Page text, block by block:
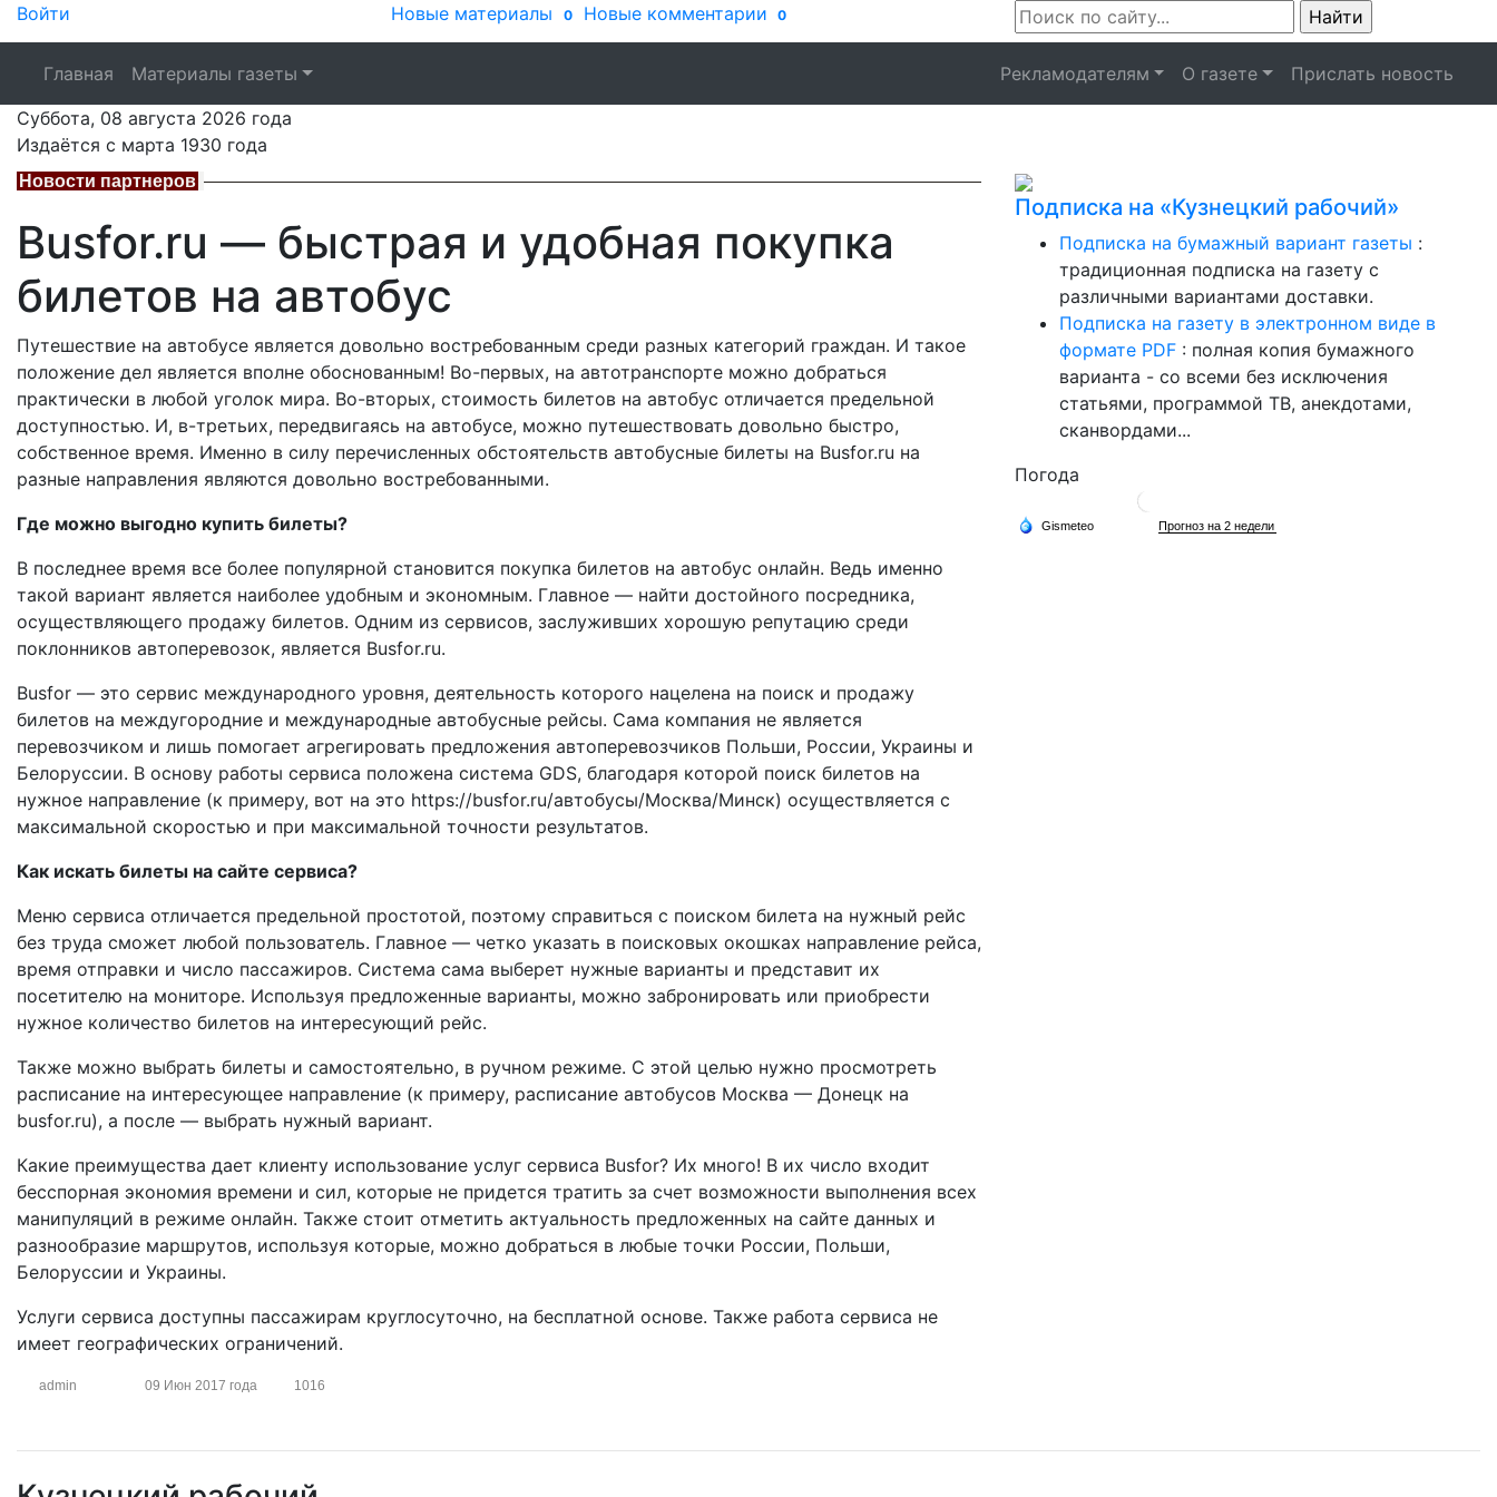
Войти Новые материалы 0 Новые комментарии 0
Главная Материалы газеты Рекламодателям О газете
Прислать новость
Суббота, 08 августа 2026 года
Издаётся с марта 1930 года
Новости партнеров
Busfor.ru — быстрая и удобная покупка
билетов на автобус
Путешествие на автобусе является довольно востребованным среди разных категорий граждан. И такое
положение дел является вполне обоснованным! Во-первых, на автотранспорте можно добраться
практически в любой уголок мира. Во-вторых, стоимость билетов на автобус отличается предельной
доступностью. И, в-третьих, передвигаясь на автобусе, можно путешествовать довольно быстро,
собственное время. Именно в силу перечисленных обстоятельств автобусные билеты на Busfor.ru на
разные направления являются довольно востребованными.
Где можно выгодно купить билеты?
В последнее время все более популярной становится покупка билетов на автобус онлайн. Ведь именно
такой вариант является наиболее удобным и экономным. Главное — найти достойного посредника,
осуществляющего продажу билетов. Одним из сервисов, заслуживших хорошую репутацию среди
поклонников автоперевозок, является Busfor.ru.
Busfor — это сервис международного уровня, деятельность которого нацелена на поиск и продажу
билетов на междугородние и международные автобусные рейсы. Сама компания не является
перевозчиком и лишь помогает агрегировать предложения автоперевозчиков Польши, России, Украины и
Белоруссии. В основу работы сервиса положена система GDS, благодаря которой поиск билетов на
нужное направление (к примеру, вот на это https://busfor.ru/автобусы/Москва/Минск) осуществляется с
максимальной скоростью и при максимальной точности результатов.
Как искать билеты на сайте сервиса?
Меню сервиса отличается предельной простотой, поэтому справиться с поиском билета на нужный рейс
без труда сможет любой пользователь. Главное — четко указать в поисковых окошках направление рейса,
время отправки и число пассажиров. Система сама выберет нужные варианты и представит их
посетителю на мониторе. Используя предложенные варианты, можно забронировать или приобрести
нужное количество билетов на интересующий рейс.
Также можно выбрать билеты и самостоятельно, в ручном режиме. С этой целью нужно просмотреть
расписание на интересующее направление (к примеру, расписание автобусов Москва — Донецк на
busfor.ru), а после — выбрать нужный вариант.
Какие преимущества дает клиенту использование услуг сервиса Busfor? Их много! В их число входит
бесспорная экономия времени и сил, которые не придется тратить за счет возможности выполнения всех
манипуляций в режиме онлайн. Также стоит отметить актуальность предложенных на сайте данных и
разнообразие маршрутов, используя которые, можно добраться в любые точки России, Польши,
Белоруссии и Украины.
Услуги сервиса доступны пассажирам круглосуточно, на бесплатной основе. Также работа сервиса не
имеет географических ограничений.
admin 09 Июн 2017 года 1016
Подписка на «Кузнецкий рабочий»
Подписка на бумажный вариант газеты :
традиционная подписка на газету с
различными вариантами доставки.
Подписка на газету в электронном виде в
формате PDF : полная копия бумажного
варианта - со всеми без исключения
статьями, программой ТВ, анекдотами,
сканвордами...
Погода